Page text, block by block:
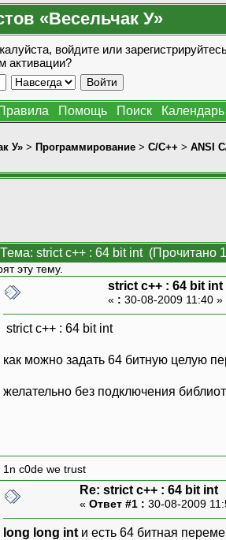
«Весельчак У»
войдите или
активации?
Помощь Поиск Календарь
У» > Программирование > C/C++ > ANSI
Тема: strict c++ : 64 bit int (Прочитано
эту тему.
strict c++ : 64 bit int
« : 30-08-2009 11:40 »
strict c++ : 64 bit int
как можно задать 64 битную целую
желательно без подключения
1n c0de we trust
Re: strict c++ : 64 bit int
« Ответ #1 : 30-08-2009
long long int и есть 64 битная